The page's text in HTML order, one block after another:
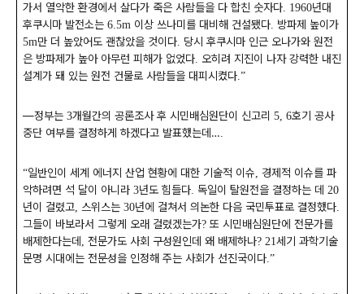
가서 열악한 환경에서 살다가 죽은 사람들을 다 합친 숫자다. 1960년대
후쿠시마 발전소는 6.5m 이상 쓰나미를 대비해 건설됐다. 방파제 높이가
5m만 더 높았어도 괜찮았을 것이다. 당시 후쿠시마 인근 오나가와 원전
은 방파제가 높아 아무런 피해가 없었다. 오히려 지진이 나자 강력한 내진
설계가 돼 있는 원전 건물로 사람들을 대피시켰다.”
―정부는 3개월간의 공론조사 후 시민배심원단이 신고리 5, 6호기 공사
중단 여부를 결정하게 하겠다고 발표했는데 ….
“일반인이 세계 에너지 산업 현황에 대한 기술적 이슈, 경제적 이슈를 파
악하려면 석 달이 아니라 3년도 힘들다. 독일이 탈원전을 결정하는 데 20
년이 걸렸고, 스위스는 30년에 걸쳐서 의논한 다음 국민투표로 결정했다.
그들이 바보라서 그렇게 오래 걸렸겠는가? 또 시민배심원단에 전문가를
배제한다는데 , 전문가도 사회 구성원인데 왜 배제하나? 21세기 과학기술
문명 시대에는 전문성을 인정해 주는 사회가 선진국이다.”